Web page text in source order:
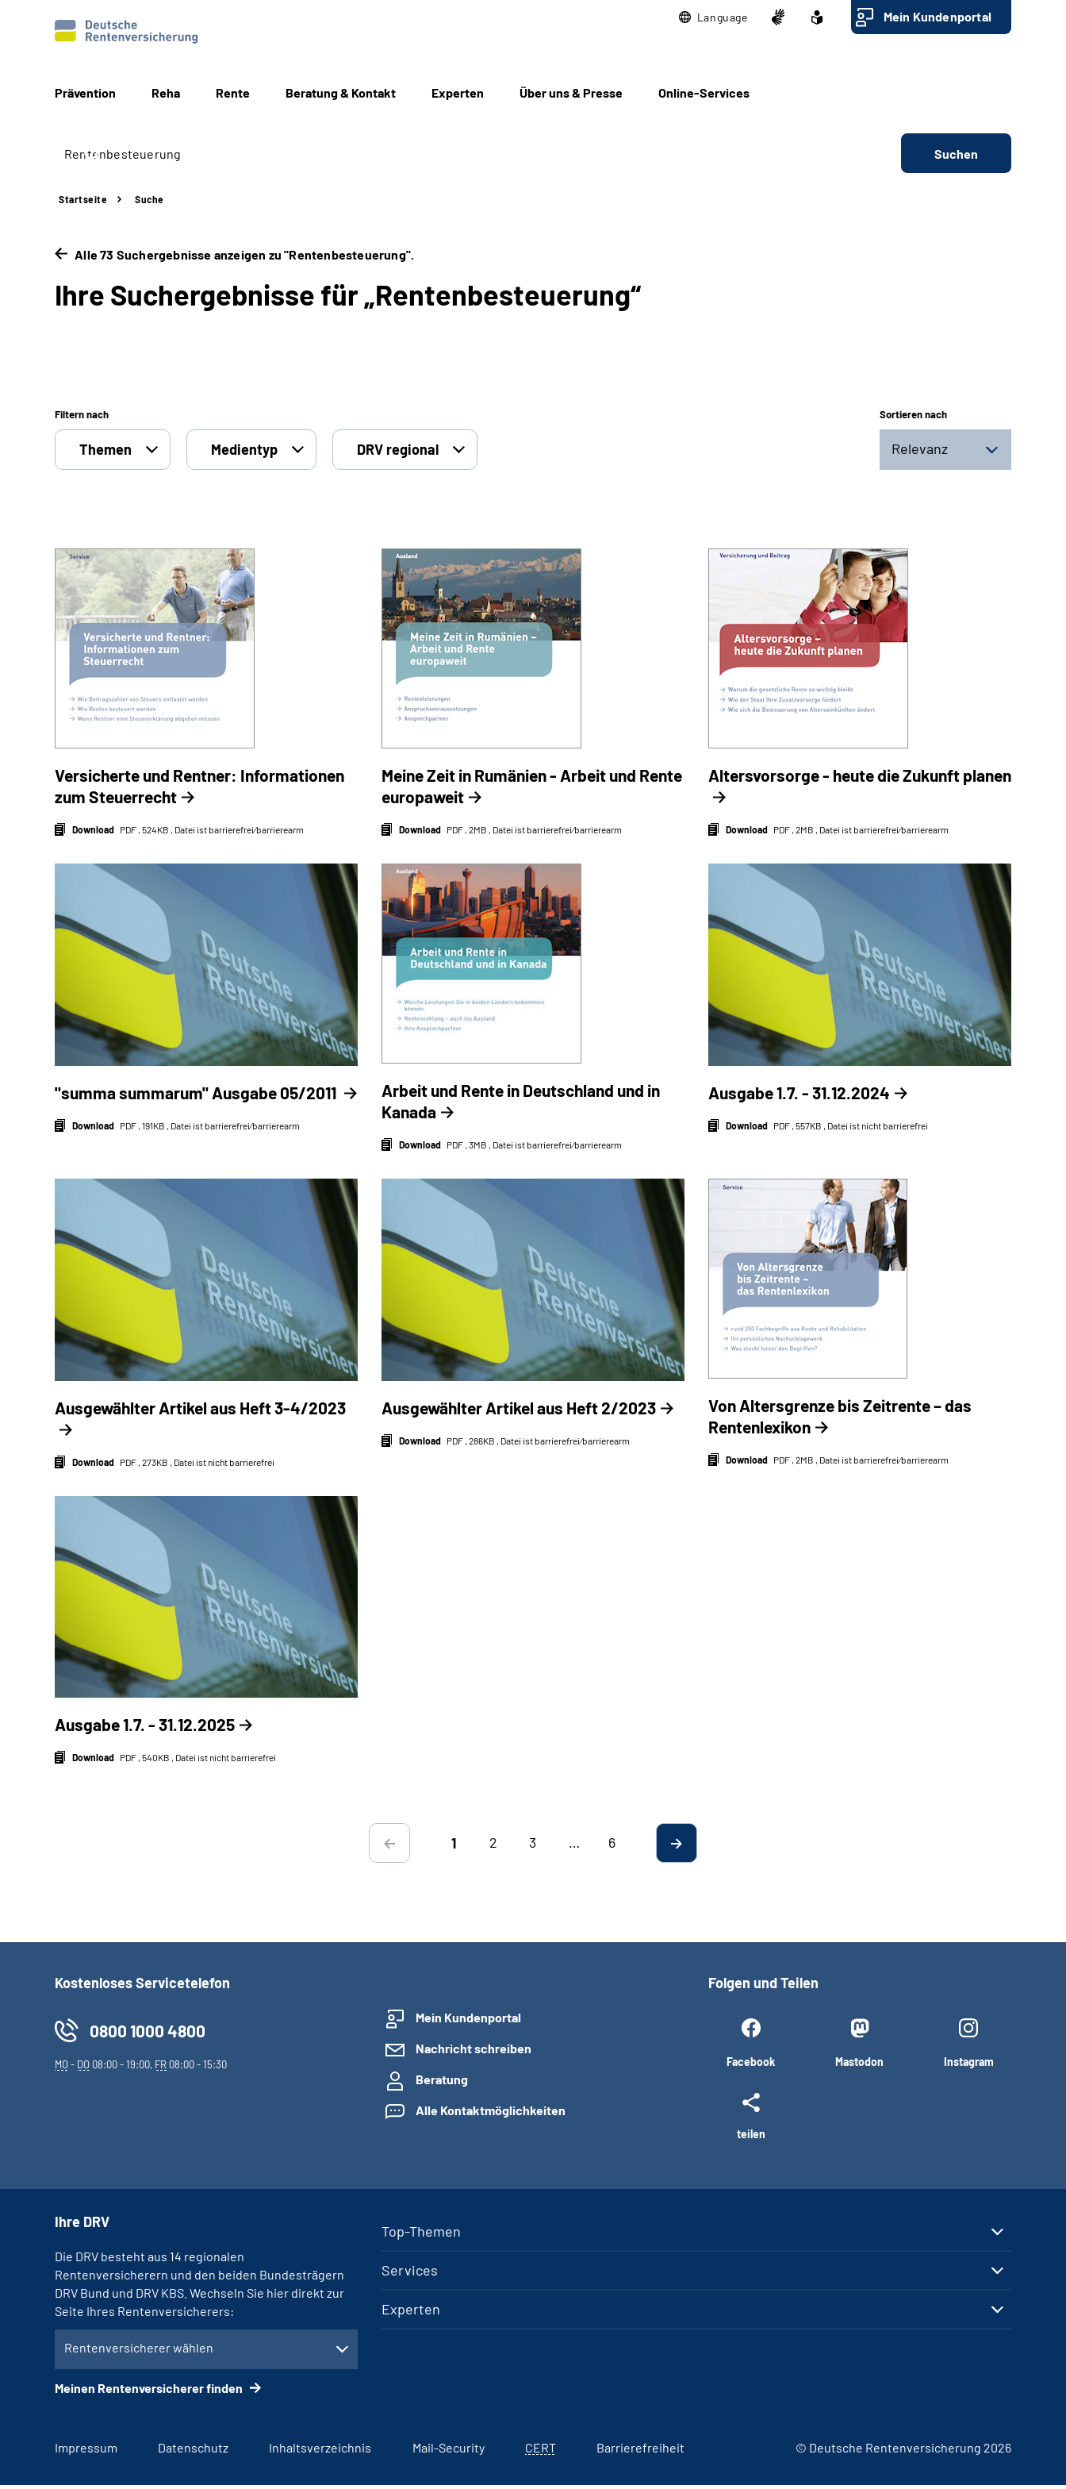
Language Mein Kundenportal
Prävention Reha Rente Beratung & Kontakt Experten Über uns & Presse Online-Services
Suchen
Startseite Suche
Alle 73 Suchergebnisse anzeigen zu "Rentenbesteuerung".
Ihre Suchergebnisse für „Rentenbesteuerung“
Filtern nach
Themen Medientyp DRV regional
Sortieren nach
Relevanz
Versicherte und Rentner: Informationen
zum Steuerrecht
Download PDF , 524KB , Datei ist barrierefrei⁄barrierearm
Meine Zeit in Rumänien - Arbeit und Rente
europaweit
Download PDF , 2MB , Datei ist barrierefrei⁄barrierearm
Altersvorsorge - heute die Zukunft planen
Download PDF , 2MB , Datei ist barrierefrei⁄barrierearm
"summa summarum" Ausgabe 05/2011
Download PDF , 191KB , Datei ist barrierefrei⁄barrierearm
Arbeit und Rente in Deutschland und in
Kanada
Download PDF , 3MB , Datei ist barrierefrei⁄barrierearm
Ausgabe 1.7. - 31.12.2024
Download PDF , 557KB , Datei ist nicht barrierefrei
Ausgewählter Artikel aus Heft 3-4/2023
Download PDF , 273KB , Datei ist nicht barrierefrei
Ausgewählter Artikel aus Heft 2/2023
Download PDF , 286KB , Datei ist barrierefrei⁄barrierearm
Von Altersgrenze bis Zeitrente – das
Rentenlexikon
Download PDF , 2MB , Datei ist barrierefrei⁄barrierearm
Ausgabe 1.7. - 31.12.2025
Download PDF , 540KB , Datei ist nicht barrierefrei
1 2 3 … 6
Kostenloses Servicetelefon
0800 1000 4800
MO- DO 08:00 - 19:00, FR 08:00 - 15:30
Mein Kundenportal
Nachricht schreiben
Beratung
Alle Kontaktmöglichkeiten
Folgen und Teilen
Facebook Mastodon Instagram
teilen
Top-Themen
Services
Experten
Ihre DRV
Die DRV besteht aus 14 regionalen
Rentenversicherern und den beiden Bundesträgern
DRV Bund und DRV KBS. Wechseln Sie hier direkt zur
Seite Ihres Rentenversicherers:
Rentenversicherer wählen
Meinen Rentenversicherer finden
Impressum Datenschutz Inhaltsverzeichnis Mail-Security CERT Barrierefreiheit © Deutsche Rentenversicherung 2026